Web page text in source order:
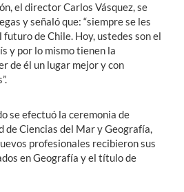
el director Carlos Vásquez, se
y señaló que: “siempre se les
de Chile. Hoy, ustedes son el
y por lo mismo tienen la
de él un lugar mejor y con
se efectuó la ceremonia de
de Ciencias del Mar y Geografía,
profesionales recibieron sus
en Geografía y el título de